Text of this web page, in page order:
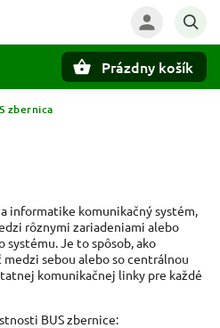
Prázdny košík
zbernica
informatike komunikačný systém,
rôznymi zariadeniami alebo
Je to spôsob, ako
sebou alebo so centrálnou
komunikačnej linky pre každé
BUS zbernice: